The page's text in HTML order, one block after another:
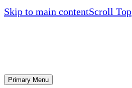
Skip to main contentScroll Top
Primary Menu